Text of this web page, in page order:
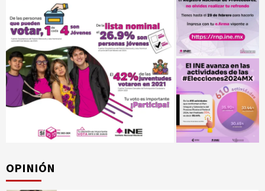
OPINIÓN